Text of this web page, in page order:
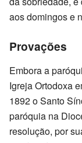
aos domingos e
Provações
Embora a
Igreja Ortodoxa
1892 o Santo
paróquia na
resolução, por